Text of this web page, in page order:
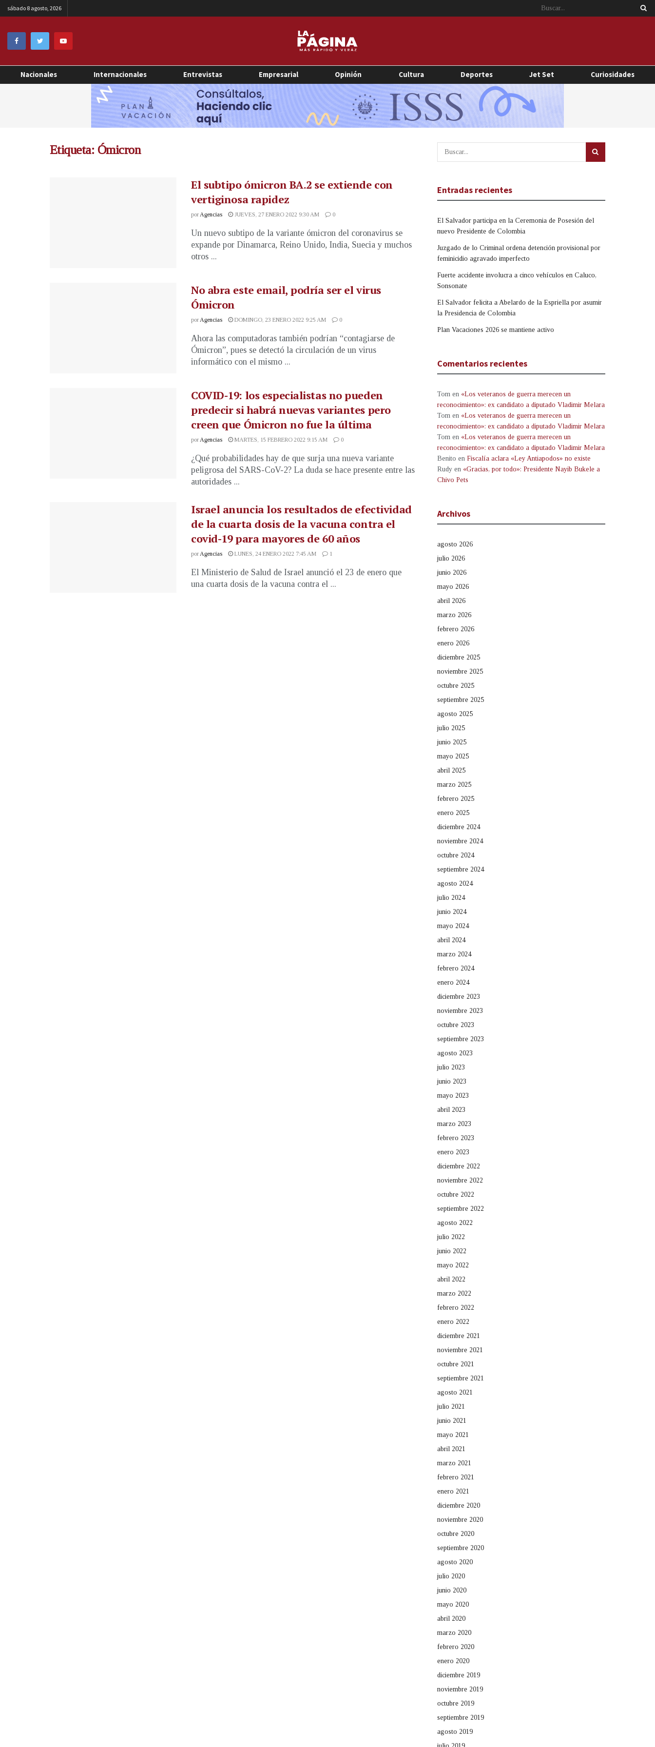
sábado 8 agosto, 2026
Nacionales Internacionales Entrevistas Empresarial Opinión Cultura Deportes Jet Set Curiosidades
Etiqueta: Ómicron
El subtipo ómicron BA.2 se extiende con
vertiginosa rapidez
porAgencias JUEVES, 27 ENERO 2022 9:30 AM 0
Un nuevo subtipo de la variante ómicron del coronavirus se
expande por Dinamarca, Reino Unido, India, Suecia y muchos
otros ...
No abra este email, podría ser el virus
Ómicron
porAgencias DOMINGO, 23 ENERO 2022 9:25 AM 0
Ahora las computadoras también podrían “contagiarse de
Ómicron”, pues se detectó la circulación de un virus
informático con el mismo ...
COVID-19: los especialistas no pueden
predecir si habrá nuevas variantes pero
creen que Ómicron no fue la última
por Agencias MARTES, 15 FEBRERO 2022 9:15 AM 0
¿Qué probabilidades hay de que surja una nueva variante
peligrosa del SARS-CoV-2? La duda se hace presente entre las
autoridades ...
Israel anuncia los resultados de efectividad
de la cuarta dosis de la vacuna contra el
covid-19 para mayores de 60 años
por Agencias LUNES, 24 ENERO 2022 7:45 AM 1
El Ministerio de Salud de Israel anunció el 23 de enero que
una cuarta dosis de la vacuna contra el ...
Entradas recientes
El Salvador participa en la Ceremonia de Posesión del
nuevo Presidente de Colombia
Juzgado de lo Criminal ordena detención provisional por
feminicidio agravado imperfecto
Fuerte accidente involucra a cinco vehículos en Caluco,
Sonsonate
El Salvador felicita a Abelardo de la Espriella por asumir
la Presidencia de Colombia
Plan Vacaciones 2026 se mantiene activo
Comentarios recientes
Tom en «Los veteranos de guerra merecen un
reconocimiento»: ex candidato a diputado Vladimir Melara
Tom en «Los veteranos de guerra merecen un
reconocimiento»: ex candidato a diputado Vladimir Melara
Tom en «Los veteranos de guerra merecen un
reconocimiento»: ex candidato a diputado Vladimir Melara
Benito en Fiscalía aclara «Ley Antiapodos» no existe
Rudy en «Gracias, por todo»: Presidente Nayib Bukele a
Chivo Pets
Archivos
agosto 2026
julio 2026
junio 2026
mayo 2026
abril 2026
marzo 2026
febrero 2026
enero 2026
diciembre 2025
noviembre 2025
octubre 2025
septiembre 2025
agosto 2025
julio 2025
junio 2025
mayo 2025
abril 2025
marzo 2025
febrero 2025
enero 2025
diciembre 2024
noviembre 2024
octubre 2024
septiembre 2024
agosto 2024
julio 2024
junio 2024
mayo 2024
abril 2024
marzo 2024
febrero 2024
enero 2024
diciembre 2023
noviembre 2023
octubre 2023
septiembre 2023
agosto 2023
julio 2023
junio 2023
mayo 2023
abril 2023
marzo 2023
febrero 2023
enero 2023
diciembre 2022
noviembre 2022
octubre 2022
septiembre 2022
agosto 2022
julio 2022
junio 2022
mayo 2022
abril 2022
marzo 2022
febrero 2022
enero 2022
diciembre 2021
noviembre 2021
octubre 2021
septiembre 2021
agosto 2021
julio 2021
junio 2021
mayo 2021
abril 2021
marzo 2021
febrero 2021
enero 2021
diciembre 2020
noviembre 2020
octubre 2020
septiembre 2020
agosto 2020
julio 2020
junio 2020
mayo 2020
abril 2020
marzo 2020
febrero 2020
enero 2020
diciembre 2019
noviembre 2019
octubre 2019
septiembre 2019
agosto 2019